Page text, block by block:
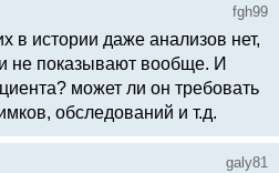
fgh99
в истории даже анализов нет,
не показывают вообще. И
может ли он требовать
обследований и т.д.
galy81